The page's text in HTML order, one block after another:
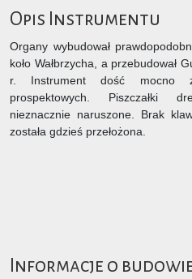
Opis Instrumentu
Organy wybudował
koło Wałbrzycha, a przebudował
r. Instrument dość mocno
prospektowych. Piszczałki
nieznacznie naruszone. Brak
została gdzieś przełożona.
Informacje o